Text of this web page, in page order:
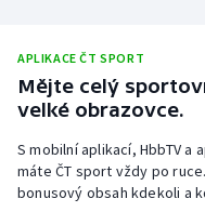
APLIKACE ČT SPORT
Mějte celý
velké obrazovce.
S mobilní aplikací, HbbTV
máte ČT sport vždy po
bonusový obsah kdekoli a